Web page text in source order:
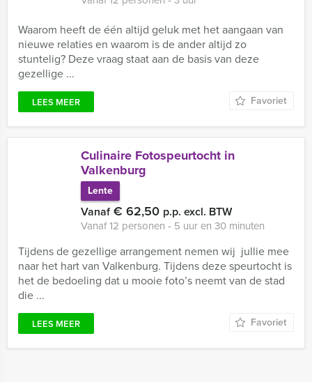
Waarom heeft de één altijd geluk met het aangaan van
nieuwe relaties en waarom is de ander altijd zo
stuntelig? Deze vraag staat aan de basis van deze
gezellige ...
LEES MEER Favoriet
Culinaire Fotospeurtocht in
Valkenburg
Lente
Vanaf€ 62,50 p.p. excl. BTW
Vanaf 12 personen ‐ 5 uur en 30 minuten
Tijdens de gezellige arrangement nemen wij jullie mee
naar het hart van Valkenburg. Tijdens deze speurtocht is
het de bedoeling dat u mooie foto’s neemt van de stad
die ...
LEES MEER Favoriet